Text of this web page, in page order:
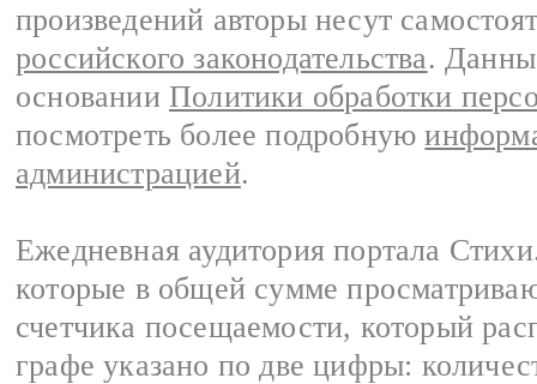
произведений авторы несут
российского законодательства.
основании Политики обработки
посмотреть более подробную
администрацией.
Ежедневная аудитория портала
которые в общей сумме
счетчика посещаемости, который
графе указано по две цифры: